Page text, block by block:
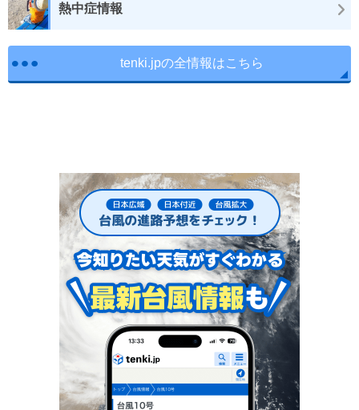
熱中症情報
tenki.jpの全情報はこちら